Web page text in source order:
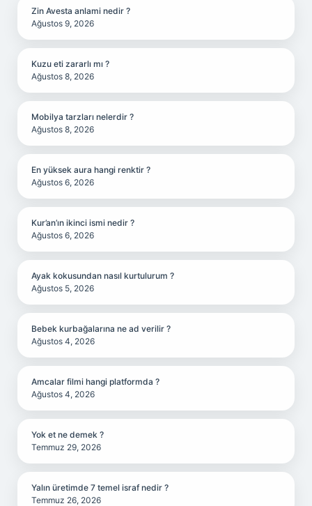
Zin Avesta anlami nedir ?
Ağustos 9, 2026
Kuzu eti zararlı mı ?
Ağustos 8, 2026
Mobilya tarzları nelerdir ?
Ağustos 8, 2026
En yüksek aura hangi renktir ?
Ağustos 6, 2026
Kur’an’ın ikinci ismi nedir ?
Ağustos 6, 2026
Ayak kokusundan nasıl kurtulurum ?
Ağustos 5, 2026
Bebek kurbağalarına ne ad verilir ?
Ağustos 4, 2026
Amcalar filmi hangi platformda ?
Ağustos 4, 2026
Yok et ne demek ?
Temmuz 29, 2026
Yalın üretimde 7 temel israf nedir ?
Temmuz 26, 2026